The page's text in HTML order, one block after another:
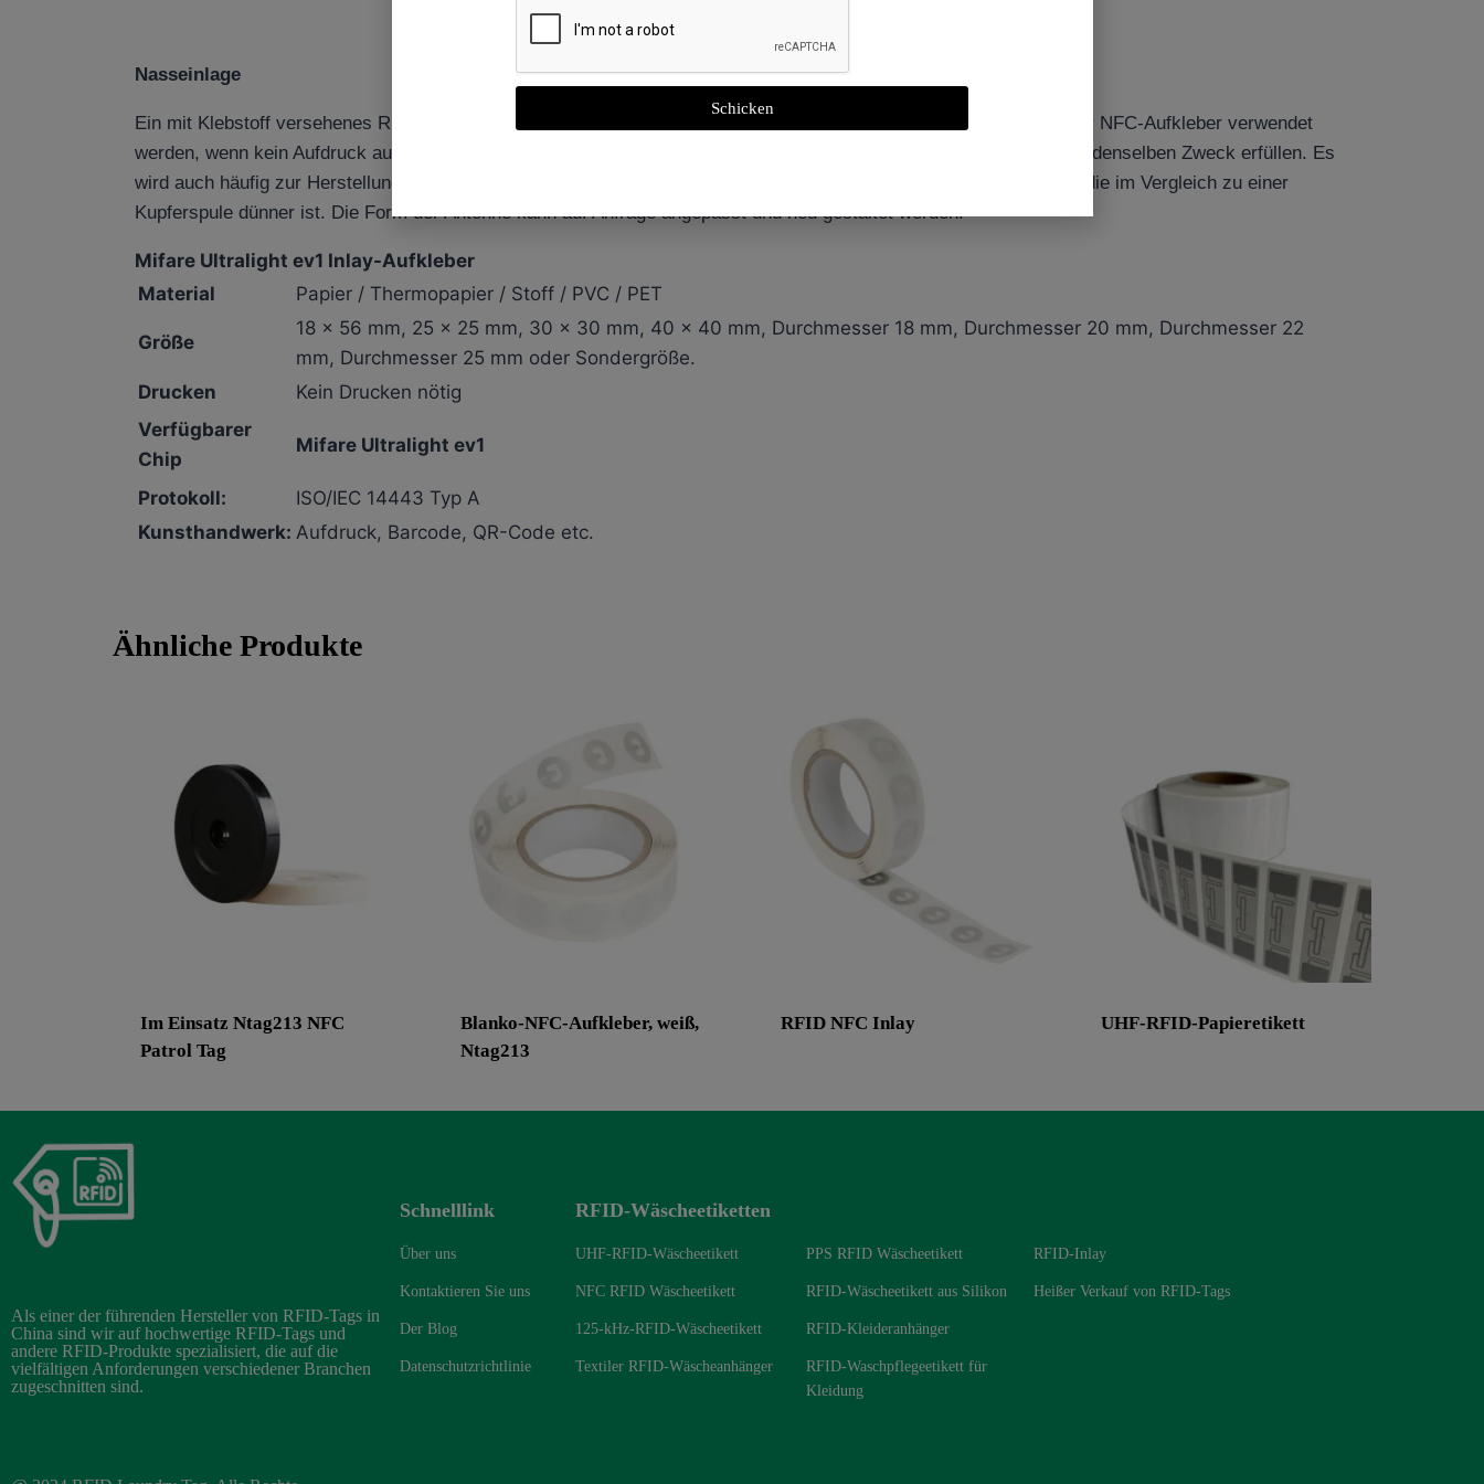
Nasseinlage
Ein mit Klebstoff versehenes RFID-Trockeninlay wird als Nassinlay bezeichnet. Es kann direkt als RFID-Etikett oder NFC-Aufkleber verwendet
werden, wenn kein Aufdruck auf der Oberfläche erforderlich ist. Das Aufkleben auf Objekte kann Kosten sparen und denselben Zweck erfüllen. Es
wird auch häufig zur Herstellung von RFID-Tags verwendet. Die Antenne des Nassinlays ist eine Aluminiumätzung, die im Vergleich zu einer
Kupferspule dünner ist. Die Form der Antenne kann auf Anfrage angepasst und neu gestaltet werden.
Mifare Ultralight ev1 Inlay-Aufkleber
Material
Papier / Thermopapier / Stoff / PVC / PET
Größe
18 x 56 mm, 25 x 25 mm, 30 x 30 mm, 40 x 40 mm, Durchmesser 18 mm, Durchmesser 20 mm, Durchmesser 22
mm, Durchmesser 25 mm oder Sondergröße.
Drucken
Kein Drucken nötig
Verfügbarer
Chip
Mifare Ultralight ev1
Protokoll:
ISO/IEC 14443 Typ A
Kunsthandwerk: Aufdruck, Barcode, QR-Code etc.
Ähnliche Produkte
Im Einsatz Ntag213 NFC
Patrol Tag
Blanko-NFC-Aufkleber, weiß,
Ntag213
RFID NFC Inlay UHF-RFID-Papieretikett
Als einer der führenden Hersteller von RFID-Tags in
China sind wir auf hochwertige RFID-Tags und
andere RFID-Produkte spezialisiert, die auf die
vielfältigen Anforderungen verschiedener Branchen
zugeschnitten sind.
Schnelllink
Über uns
Kontaktieren Sie uns
Der Blog
Datenschutzrichtlinie
RFID-Wäscheetiketten
UHF-RFID-Wäscheetikett
NFC RFID Wäscheetikett
125-kHz-RFID-Wäscheetikett
Textiler RFID-Wäscheanhänger
PPS RFID Wäscheetikett
RFID-Wäscheetikett aus Silikon
RFID-Kleideranhänger
RFID-Waschpflegeetikett für
Kleidung
RFID-Inlay
Heißer Verkauf von RFID-Tags
Schicken